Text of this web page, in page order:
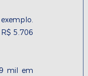
5.706
mil em